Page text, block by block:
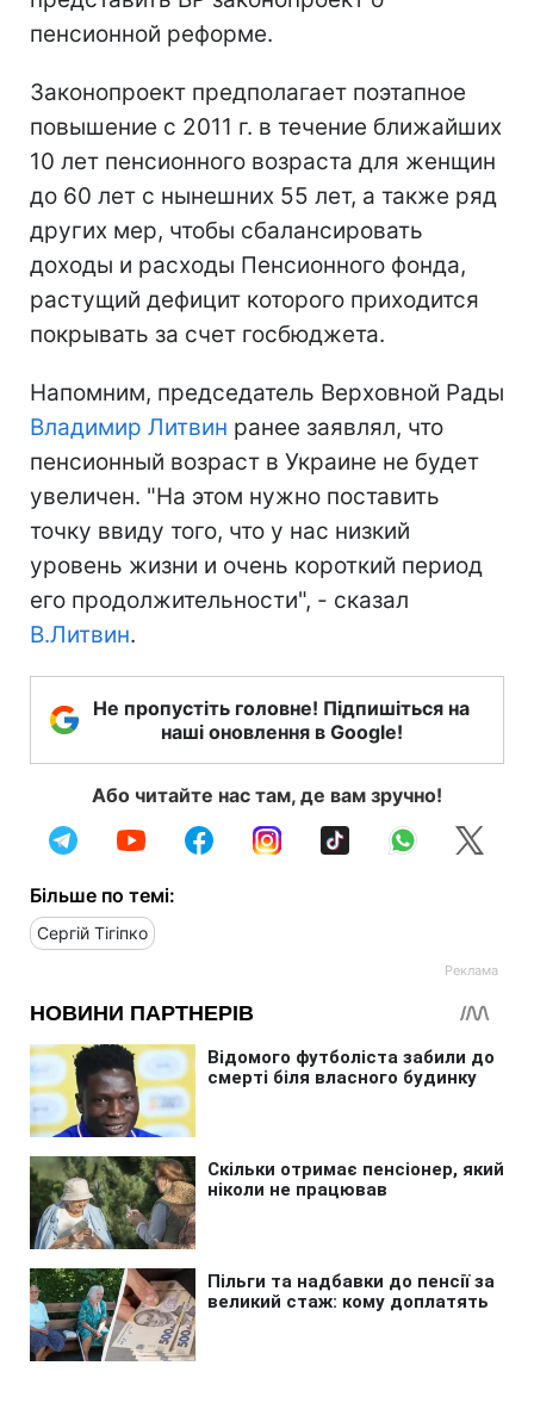
пенсионной реформе.
Законопроект предполагает поэтапное
повышение с 2011 г. в течение ближайших
10 лет пенсионного возраста для женщин
до 60 лет с нынешних 55 лет, а также ряд
других мер, чтобы сбалансировать
доходы и расходы Пенсионного фонда,
растущий дефицит которого приходится
покрывать за счет госбюджета.
Напомним, председатель Верховной Рады
Владимир Литвин ранее заявлял, что
пенсионный возраст в Украине не будет
увеличен. "На этом нужно поставить
точку ввиду того, что у нас низкий
уровень жизни и очень короткий период
его продолжительности", - сказал
В.Литвин.
Не пропустіть головне! Підпишіться на
наші оновлення в Google!
Або читайте нас там, де вам зручно!
Більше по темі:
Сергій Тігіпко